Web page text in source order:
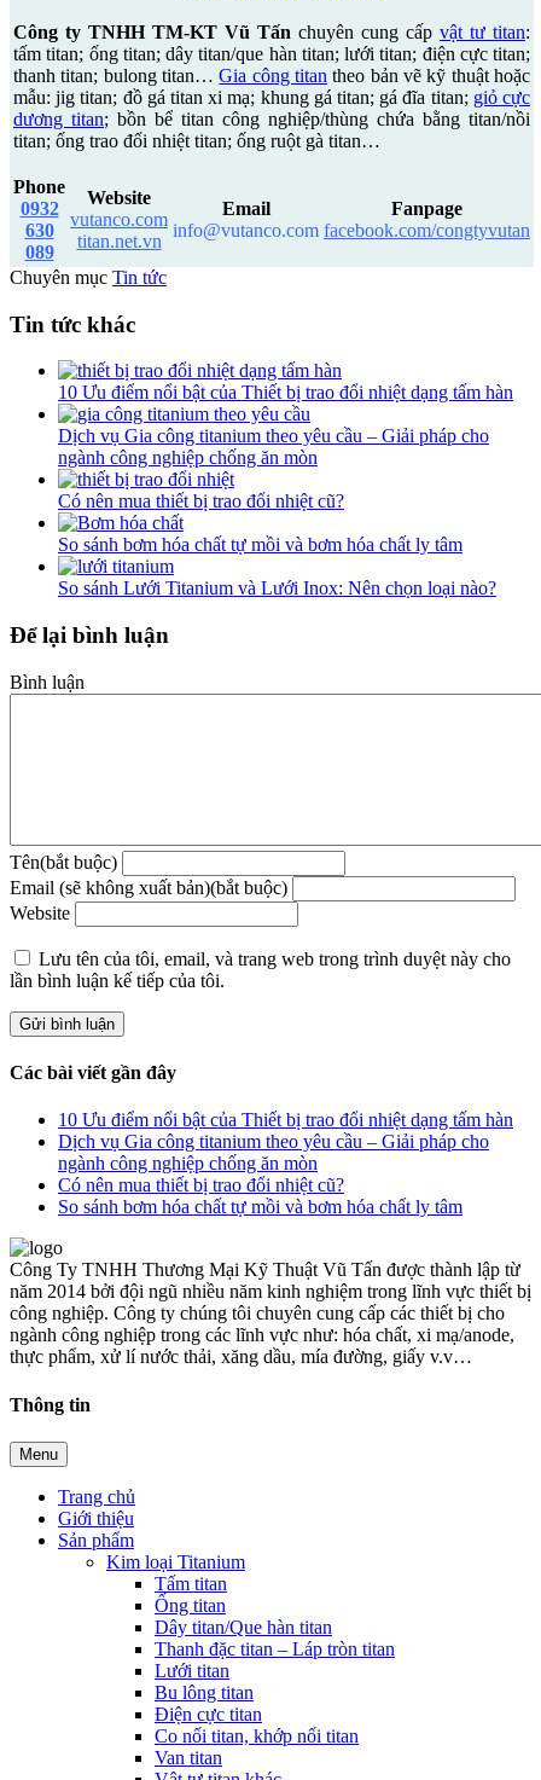
Công ty TNHH TM-KT Vũ Tấn chuyên cung cấp vật tư titan:
tấm titan; ống titan; dây titan/que hàn titan; lưới titan; điện cực titan;
thanh titan; bulong titan…Gia công titan theo bản vẽ kỹ thuật hoặc
mẫu: jig titan; đồ gá titan xi mạ; khung gá titan; gá đĩa titan; giỏ cực
dương titan; bồn bể titan công nghiệp/thùng chứa bằng titan/nồi
titan; ống trao đổi nhiệt titan; ống ruột gà titan…
Phone
0932
630
089
Website
vutanco.com
titan.net.vn
Email
info@vutanco.com
Fanpage
facebook.com/congtyvutan
Chuyên mục Tin tức
Tin tức khác
10 Ưu điểm nổi bật của Thiết bị trao đổi nhiệt dạng tấm hàn
Dịch vụ Gia công titanium theo yêu cầu – Giải pháp cho
ngành công nghiệp chống ăn mòn
Có nên mua thiết bị trao đổi nhiệt cũ?
So sánh bơm hóa chất tự mồi và bơm hóa chất ly tâm
So sánh Lưới Titanium và Lưới Inox: Nên chọn loại nào?
Để lại bình luận
Bình luận
Tên(bắt buộc)
Email (sẽ không xuất bản)(bắt buộc)
Website
Lưu tên của tôi, email, và trang web trong trình duyệt này cho
lần bình luận kế tiếp của tôi.
Các bài viết gần đây
10 Ưu điểm nổi bật của Thiết bị trao đổi nhiệt dạng tấm hàn
Dịch vụ Gia công titanium theo yêu cầu – Giải pháp cho
ngành công nghiệp chống ăn mòn
Có nên mua thiết bị trao đổi nhiệt cũ?
So sánh bơm hóa chất tự mồi và bơm hóa chất ly tâm
Công Ty TNHH Thương Mại Kỹ Thuật Vũ Tấn được thành lập từ
năm 2014 bởi đội ngũ nhiều năm kinh nghiệm trong lĩnh vực thiết bị
công nghiệp. Công ty chúng tôi chuyên cung cấp các thiết bị cho
ngành công nghiệp trong các lĩnh vực như: hóa chất, xi mạ/anode,
thực phẩm, xử lí nước thải, xăng dầu, mía đường, giấy v.v…
Thông tin
Menu
Trang chủ
Giới thiệu
Sản phẩm
Kim loại Titanium
Tấm titan
Ống titan
Dây titan/Que hàn titan
Thanh đặc titan – Láp tròn titan
Lưới titan
Bu lông titan
Điện cực titan
Co nối titan, khớp nối titan
Van titan